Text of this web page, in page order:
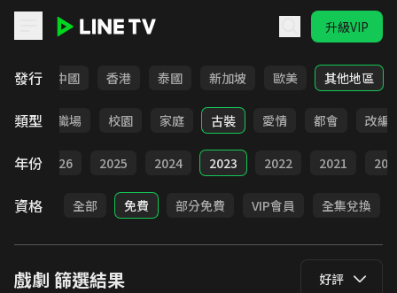
升級VIP
發行
韓國 中國 香港 泰國 新加坡 歐美 其他地區
類型
全部 職場 校園 家庭 古裝 愛情 都會 改編
年份
部 2026 2025 2024 2023 2022 2021
資格 全部 免費 部分免費 VIP會員 全集兌換
戲劇 篩選結果 好評